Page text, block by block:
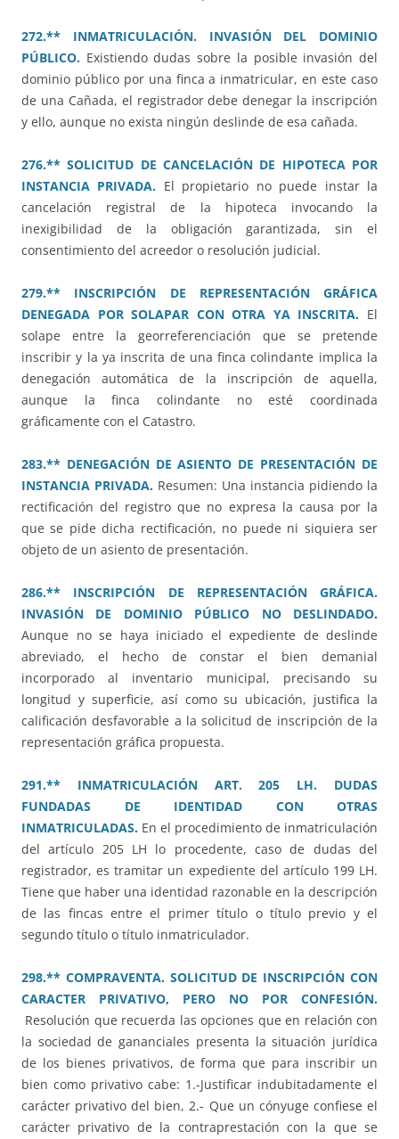
272.** INMATRICULACIÓN. INVASIÓN DEL DOMINIO
PÚBLICO. Existiendo dudas sobre la posible invasión del
dominio público por una finca a inmatricular, en este caso
de una Cañada, el registrador debe denegar la inscripción
y ello, aunque no exista ningún deslinde de esa cañada.
276.** SOLICITUD DE CANCELACIÓN DE HIPOTECA POR
INSTANCIA PRIVADA. El propietario no puede instar la
cancelación registral de la hipoteca invocando la
inexigibilidad de la obligación garantizada, sin el
consentimiento del acreedor o resolución judicial.
279.** INSCRIPCIÓN DE REPRESENTACIÓN GRÁFICA
DENEGADA POR SOLAPAR CON OTRA YA INSCRITA. El
solape entre la georreferenciación que se pretende
inscribir y la ya inscrita de una finca colindante implica la
denegación automática de la inscripción de aquella,
aunque la finca colindante no esté coordinada
gráficamente con el Catastro.
283.** DENEGACIÓN DE ASIENTO DE PRESENTACIÓN DE
INSTANCIA PRIVADA. Resumen: Una instancia pidiendo la
rectificación del registro que no expresa la causa por la
que se pide dicha rectificación, no puede ni siquiera ser
objeto de un asiento de presentación.
286.** INSCRIPCIÓN DE REPRESENTACIÓN GRÁFICA.
INVASIÓN DE DOMINIO PÚBLICO NO DESLINDADO.
Aunque no se haya iniciado el expediente de deslinde
abreviado, el hecho de constar el bien demanial
incorporado al inventario municipal, precisando su
longitud y superficie, así como su ubicación, justifica la
calificación desfavorable a la solicitud de inscripción de la
representación gráfica propuesta.
291.** INMATRICULACIÓN ART. 205 LH. DUDAS
FUNDADAS DE IDENTIDAD CON OTRAS
INMATRICULADAS. En el procedimiento de inmatriculación
del artículo 205 LH lo procedente, caso de dudas del
registrador, es tramitar un expediente del artículo 199 LH.
Tiene que haber una identidad razonable en la descripción
de las fincas entre el primer título o título previo y el
segundo título o título inmatriculador.
298.** COMPRAVENTA. SOLICITUD DE INSCRIPCIÓN CON
CARACTER PRIVATIVO, PERO NO POR CONFESIÓN.
Resolución que recuerda las opciones que en relación con
la sociedad de gananciales presenta la situación jurídica
de los bienes privativos, de forma que para inscribir un
bien como privativo cabe: 1.-Justificar indubitadamente el
carácter privativo del bien, 2.- Que un cónyuge confiese el
carácter privativo de la contraprestación con la que se